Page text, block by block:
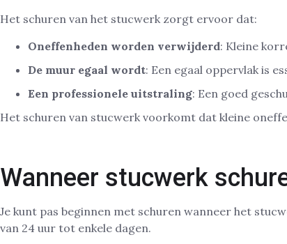
Het schuren van het stucwerk zorgt ervoor dat:
Oneffenheden worden verwijderd: Kleine
De muur egaal wordt: Een egaal oppervlak is
Een professionele uitstraling: Een goed
Het schuren van stucwerk voorkomt dat kleine
Wanneer stucwerk
Je kunt pas beginnen met schuren wanneer het
van 24 uur tot enkele dagen.